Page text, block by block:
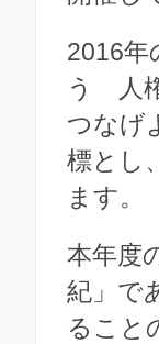
2016年
う 人
つなげ
標とし
ます。
本年度
紀」で
ること